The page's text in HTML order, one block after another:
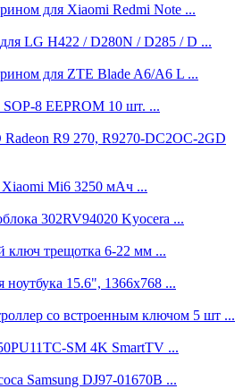
для Xiaomi Redmi Note ...
LG H422 / D280N / D285 / D ...
для ZTE Blade A6/A6 L ...
8 EEPROM 10 шт. ...
R9 270, R9270-DC2OC-2GD
Mi6 3250 мАч ...
302RV94020 Kyocera ...
ключ трещотка 6-22 мм ...
15.6", 1366x768 ...
со встроенным ключом 5 шт ...
SM 4K SmartTV ...
Samsung DJ97-01670B ...